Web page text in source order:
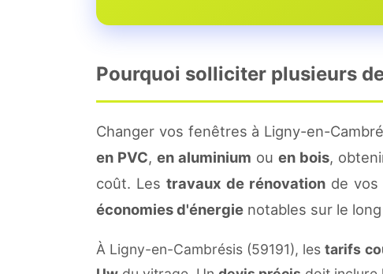
Pourquoi solliciter plusieurs
Changer vos fenêtres à Ligny-en-
en PVC, en aluminium ou en bois,
coût. Les travaux de rénovation de
économies d'énergie notables sur le
À Ligny-en-Cambrésis (59191), lestarifs